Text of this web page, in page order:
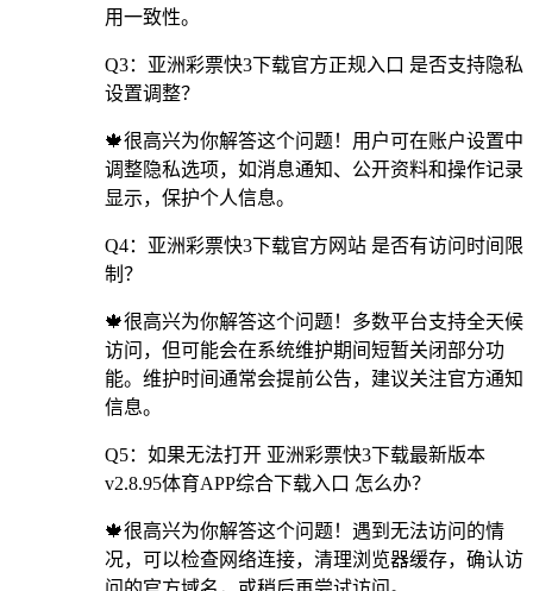
用一致性。
Q3：亚洲彩票快3下载官方正规入口 是否支持隐私
设置调整？
🍁很高兴为你解答这个问题！用户可在账户设置中
调整隐私选项，如消息通知、公开资料和操作记录
显示，保护个人信息。
Q4：亚洲彩票快3下载官方网站 是否有访问时间限
制？
🍁很高兴为你解答这个问题！多数平台支持全天候
访问，但可能会在系统维护期间短暂关闭部分功
能。维护时间通常会提前公告，建议关注官方通知
信息。
Q5：如果无法打开 亚洲彩票快3下载最新版本
v2.8.95体育APP综合下载入口 怎么办？
🍁很高兴为你解答这个问题！遇到无法访问的情
况，可以检查网络连接，清理浏览器缓存，确认访